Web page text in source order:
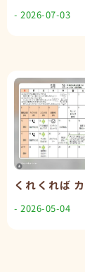
- 2026-07-03
くれくれば
- 2026-05-04